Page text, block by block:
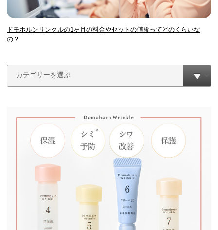
ドモホルンリンクルの1ヶ月の料金やセットの値段ってどのくらいな
の？